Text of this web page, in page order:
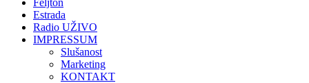
Feljton
Estrada
Radio UŽIVO
IMPRESSUM
Slušanost
Marketing
KONTAKT